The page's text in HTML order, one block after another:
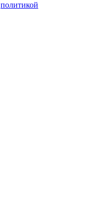
политикой